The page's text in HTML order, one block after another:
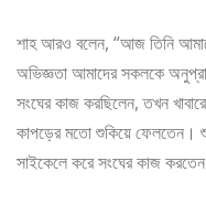
শাহ আরও বলেন, “আজ তিনি
অভিজ্ঞতা আমাদের সকলকে
সংঘের কাজ করছিলেন, তখন খাবারে
কাপড়ের মতো শুকিয়ে ফেলতেন।
সাইকেলে করে সংঘের কাজ